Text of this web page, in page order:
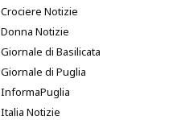
Crociere Notizie
Donna Notizie
Giornale di Basilicata
Giornale di Puglia
InformaPuglia
Italia Notizie